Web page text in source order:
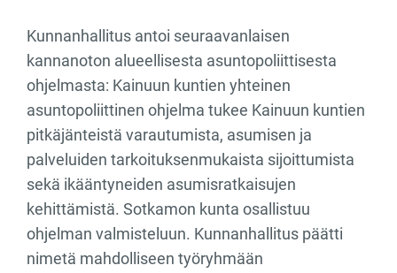
Kunnanhallitus antoi seuraavanlaisen
kannanoton alueellisesta asuntopoliittisesta
ohjelmasta: Kainuun kuntien yhteinen
asuntopoliittinen ohjelma tukee Kainuun kuntien
pitkäjänteistä varautumista, asumisen ja
palveluiden tarkoituksenmukaista sijoittumista
sekä ikääntyneiden asumisratkaisujen
kehittämistä. Sotkamon kunta osallistuu
ohjelman valmisteluun. Kunnanhallitus päätti
nimetä mahdolliseen työryhmään